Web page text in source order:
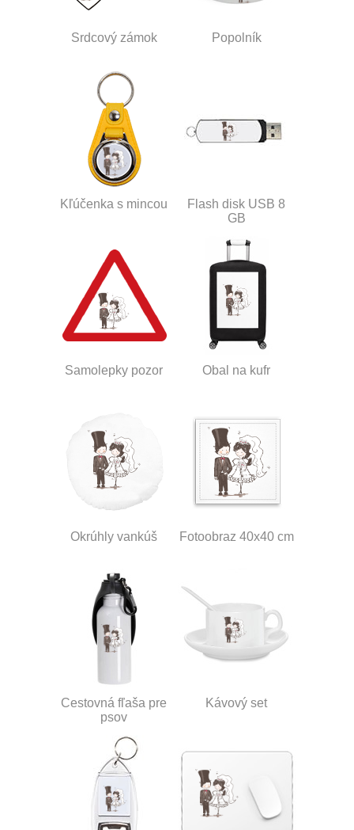
Srdcový zámok Popolník
Kľúčenka s mincou
Flash disk USB 8
GB
Samolepky pozor Obal na kufr
Okrúhly vankúš Fotoobraz 40x40 cm
Cestovná fľaša pre
psov
Kávový set